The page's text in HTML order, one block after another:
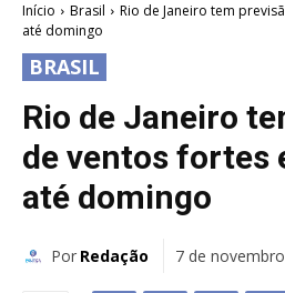
Início Brasil
Rio de Janeiro tem
até domingo
BRASIL
Rio de Janeiro
de ventos fortes
até domingo
Por Redação 7 de